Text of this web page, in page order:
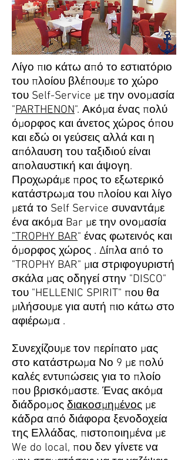
Λίγο πιο κάτω από το εστιατόριο
του πλοίου βλέπουμε το χώρο
του Self-Service με την ονομασία
"PARTHENON". Ακόμα ένας πολύ
όμορφος και άνετος χώρος όπου
και εδώ οι γεύσεις αλλά και η
απόλαυση του ταξιδιού είναι
απολαυστική και άψογη.
Προχωράμε προς το εξωτερικό
κατάστρωμα του πλοίου και λίγο
μετά το Self Service συναντάμε
ένα ακόμα Bar με την ονομασία
"TROPHY BAR" ένας φωτεινός και
όμορφος χώρος . Δίπλα από το
"TROPHY BAR" μια στριφογυριστή
σκάλα μας οδηγεί στην "DISCO"
του "HELLENIC SPIRIT" που θα
μιλήσουμε για αυτή πιο κάτω στο
αφιέρωμα .
Συνεχίζουμε τον περίπατο μας
στο κατάστρωμα Νο 9 με πολύ
καλές εντυπώσεις για το πλοίο
που βρισκόμαστε. Ένας ακόμα
διάδρομος διακοσμημένος με
κάδρα από διάφορα ξενοδοχεία
της Ελλάδας, πιστοποιημένα με
We do local, που δεν γίνετε να